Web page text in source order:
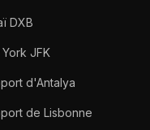
DXB
JFK
d'Antalya
de Lisbonne